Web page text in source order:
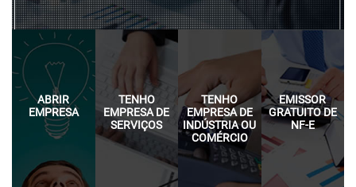
ABRIR
EMPRESA
TENHO
EMPRESA DE
SERVIÇOS
TENHO
EMPRESA DE
INDÚSTRIA OU
COMÉRCIO
EMISSOR
GRATUITO DE
NF-E